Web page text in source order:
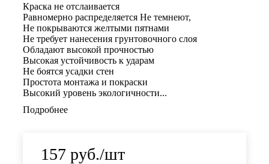
Краска не отслаивается
Равномерно распределяется Не темнеют,
Не покрываются желтыми пятнами
Не требует нанесения грунтовочного слоя
Обладают высокой прочностью
Высокая устойчивость к ударам
Не боятся усадки стен
Простота монтажа и покраски
Высокий уровень экологичности...
Подробнее
157 руб./шт